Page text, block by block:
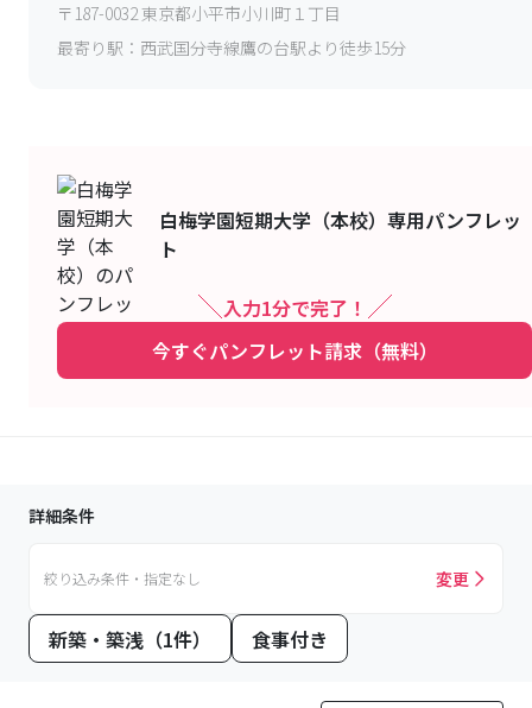
〒 187-0032東京都小平市小川町１丁目
最寄り駅： 西武国分寺線鷹の台駅より徒歩15分
白梅学園短期大学（本校） 専用パンフレッ
ト
入力1分で完了！
今すぐパンフレット請求（無料）
詳細条件
絞り込み条件・指定なし 変更
新築・築浅（1件） 食事付き